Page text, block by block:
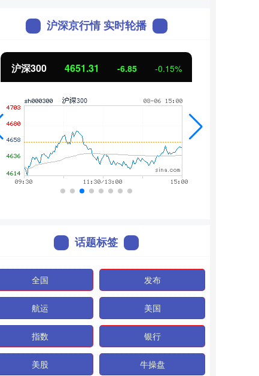
沪深京行情 实时轮播
沪深300 4651.31 -6.85 -0.15%
话题标签
全国 发布
航运 美国
指数 银行
美股 牛操盘